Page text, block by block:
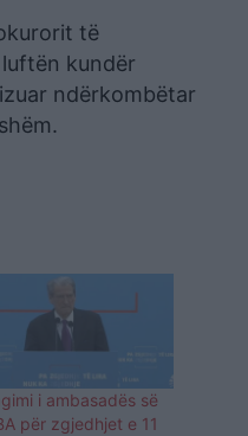
të
kundër
ndërkombëtar
i ambasadës së
për zgjedhjet e 11